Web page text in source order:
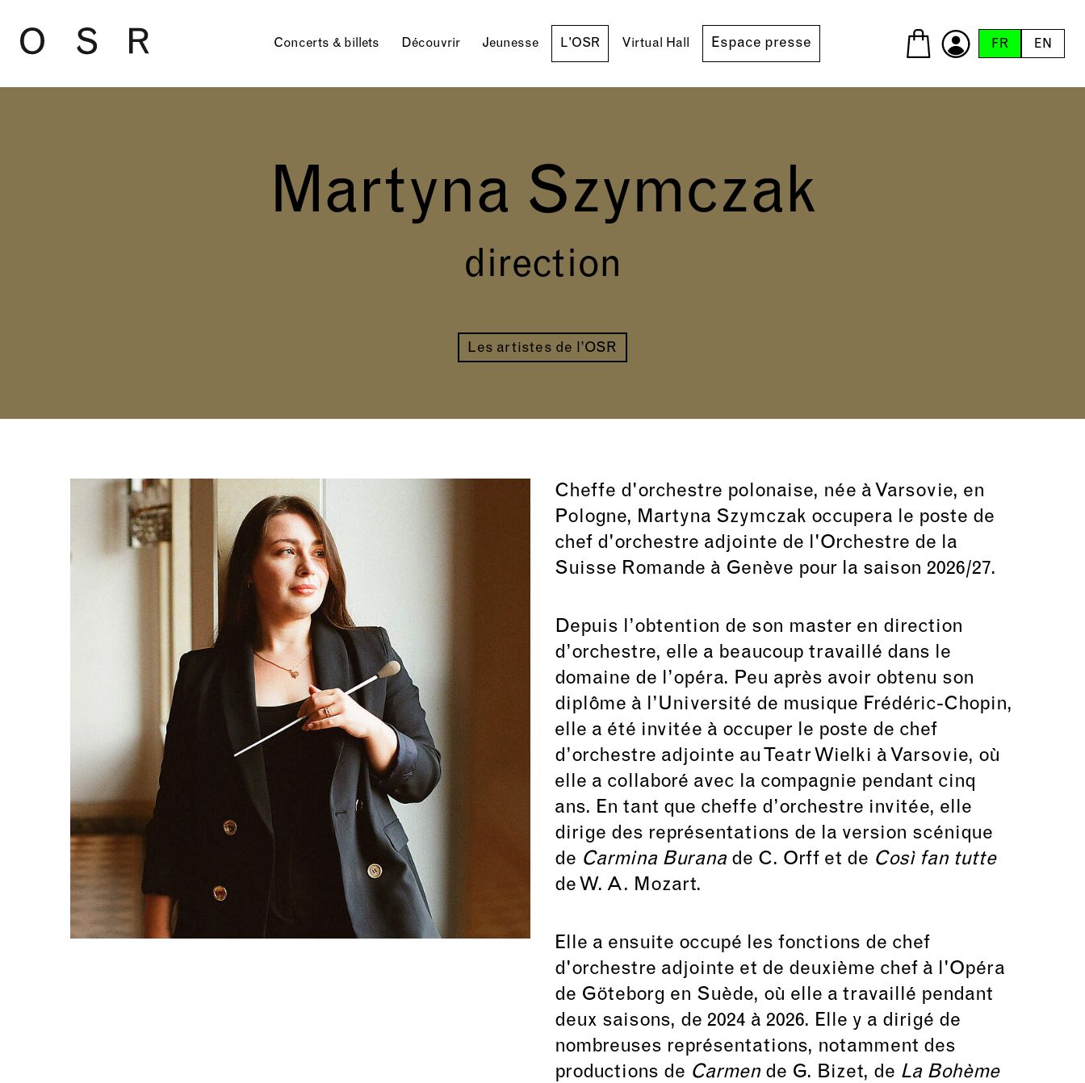
Concerts & billets Découvrir Jeunesse L'OSR Virtual Hall Espace presse FR EN
Martyna Szymczak
direction
Les artistes de l’OSR
Cheffe d'orchestre polonaise, née à Varsovie, en
Pologne, Martyna Szymczak occupera le poste de
chef d'orchestre adjointe de l'Orchestre de la
Suisse Romande à Genève pour la saison 2026/27.
Depuis l’obtention de son master en direction
d’orchestre, elle a beaucoup travaillé dans le
domaine de l’opéra. Peu après avoir obtenu son
diplôme à l’Université de musique Frédéric-Chopin,
elle a été invitée à occuper le poste de chef
d’orchestre adjointe au Teatr Wielki à Varsovie, où
elle a collaboré avec la compagnie pendant cinq
ans. En tant que cheffe d’orchestre invitée, elle
dirige des représentations de la version scénique
de Carmina Burana de C. Orff et de Così fan tutte
de W. A. Mozart.
Elle a ensuite occupé les fonctions de chef
d'orchestre adjointe et de deuxième chef à l'Opéra
de Göteborg en Suède, où elle a travaillé pendant
deux saisons, de 2024 à 2026. Elle y a dirigé de
nombreuses représentations, notamment des
productions de Carmen de G. Bizet, de La Bohème